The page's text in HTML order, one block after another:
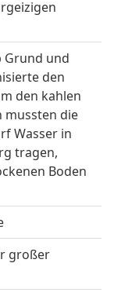
Grund und
den
den kahlen
mussten die
Wasser in
tragen,
Boden
großer